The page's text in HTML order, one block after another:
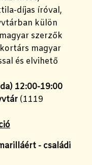
díjas íróval,
külön
szerzők
magyar
és elvihető
12:00-19:00
(1119
- családi